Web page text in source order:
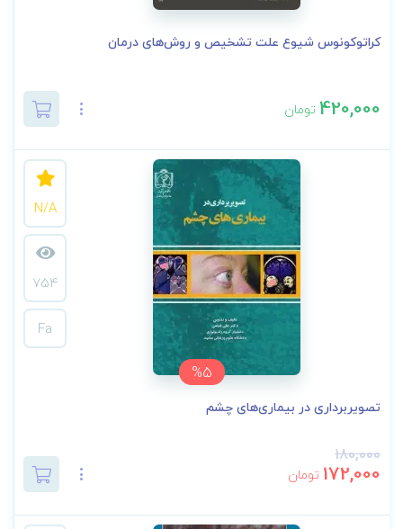
کراتوکونوس شیوع علت تشخیص و روش‌های درمان
420,000تومان
%5
N/A
754
Fa
تصویربرداری در بیماری‌های چشم
180,000
172,000 تومان